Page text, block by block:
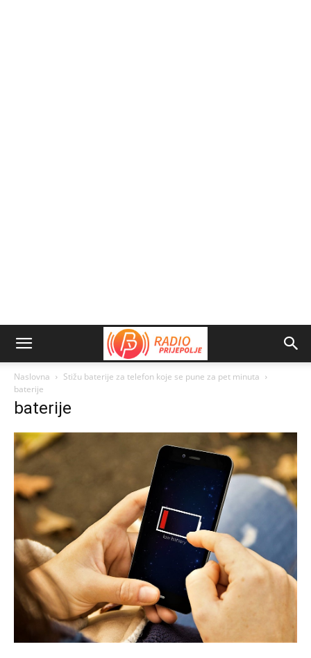
Naslovna
Stižu baterije za telefon koje se pune za pet minuta
baterije
baterije